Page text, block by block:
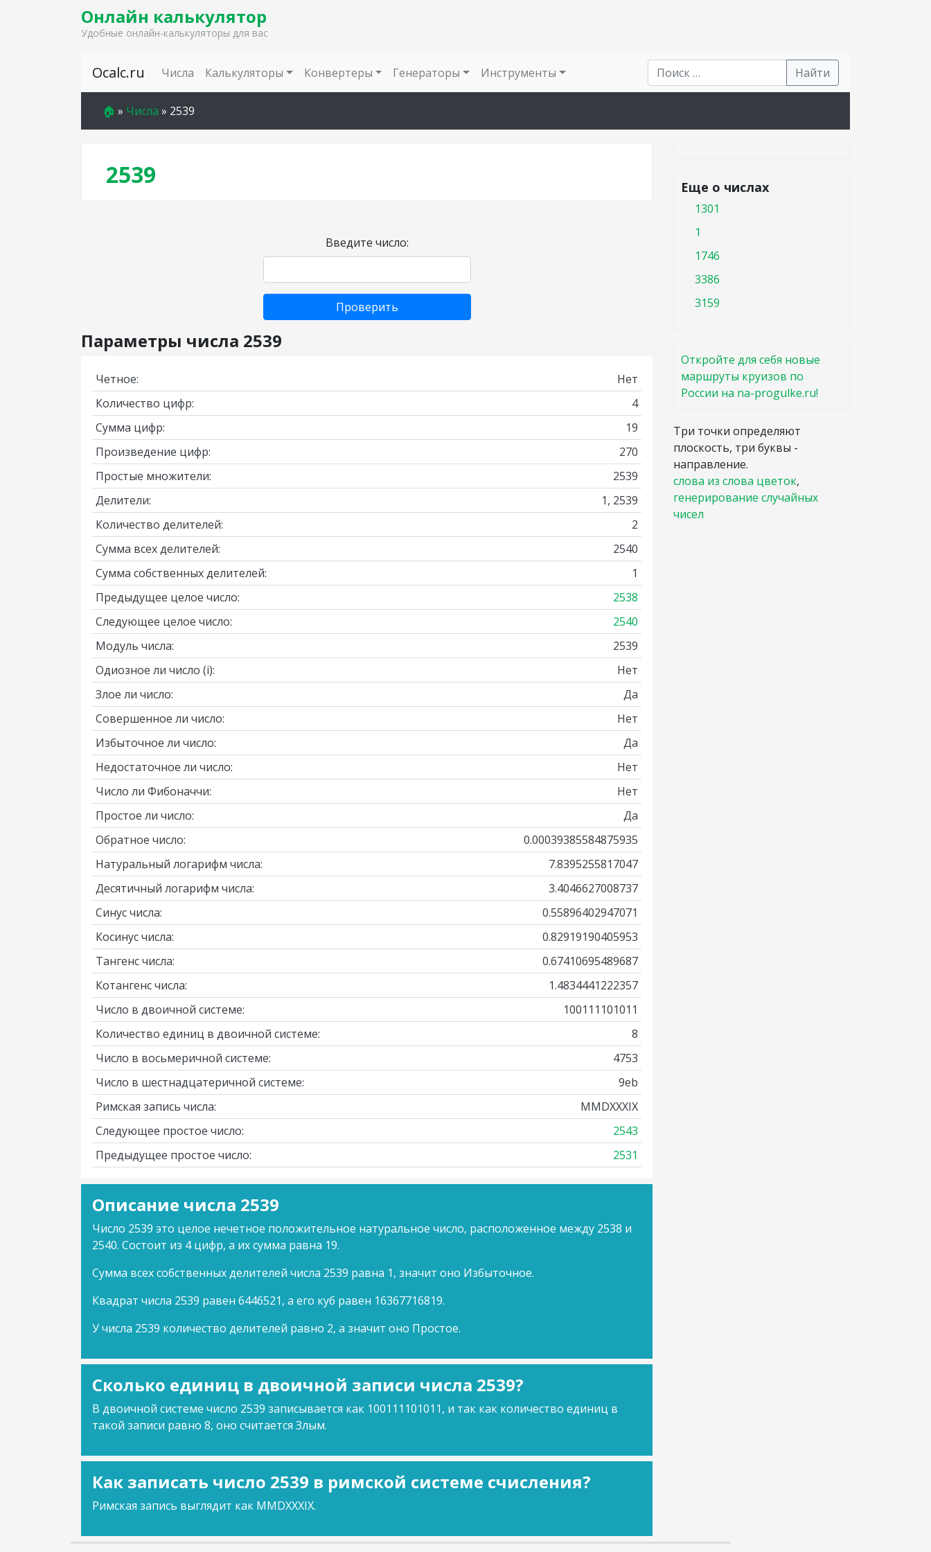
Онлайн калькулятор
Удобные онлайн-калькуляторы для вас
Ocalc.ru Числа Калькуляторы Конвертеры Генераторы Инструменты Найти
🏠 » Числа » 2539
2539
Введите число:
Проверить
Параметры числа 2539
Четное:
Нет
Количество цифр:
4
Сумма цифр:
19
Произведение цифр:
270
Простые множители:
2539
Делители:
1, 2539
Количество делителей:
2
Сумма всех делителей:
2540
Сумма собственных делителей:
1
Предыдущее целое число:
2538
Следующее целое число:
2540
Модуль числа:
2539
Одиозное ли число (i):
Нет
Злое ли число:
Да
Совершенное ли число:
Нет
Избыточное ли число:
Да
Недостаточное ли число:
Нет
Число ли Фибоначчи:
Нет
Простое ли число:
Да
Обратное число:
0.00039385584875935
Натуральный логарифм числа:
7.8395255817047
Десятичный логарифм числа:
3.4046627008737
Синус числа:
0.55896402947071
Косинус числа:
0.82919190405953
Тангенс числа:
0.67410695489687
Котангенс числа:
1.4834441222357
Число в двоичной системе:
100111101011
Количество единиц в двоичной системе:
8
Число в восьмеричной системе:
4753
Число в шестнадцатеричной системе:
9eb
Римская запись числа:
MMDXXXIX
Следующее простое число:
2543
Предыдущее простое число:
2531
Описание числа 2539
Число 2539 это целое нечетное положительное натуральное число, расположенное между 2538 и
2540. Состоит из 4 цифр, а их сумма равна 19.
Сумма всех собственных делителей числа 2539 равна 1, значит оно Избыточное.
Квадрат числа 2539 равен 6446521, а его куб равен 16367716819.
У числа 2539 количество делителей равно 2, а значит оно Простое.
Сколько единиц в двоичной записи числа 2539?
В двоичной системе число 2539 записывается как 100111101011, и так как количество единиц в
такой записи равно 8, оно считается Злым.
Как записать число 2539 в римской системе счисления?
Римская запись выглядит как MMDXXXIX.
Еще о числах
1301
1
1746
3386
3159
Откройте для себя новые
маршруты круизов по
России на na-progulke.ru!
Три точки определяют
плоскость, три буквы -
направление.
слова из слова цветок,
генерирование случайных
чисел